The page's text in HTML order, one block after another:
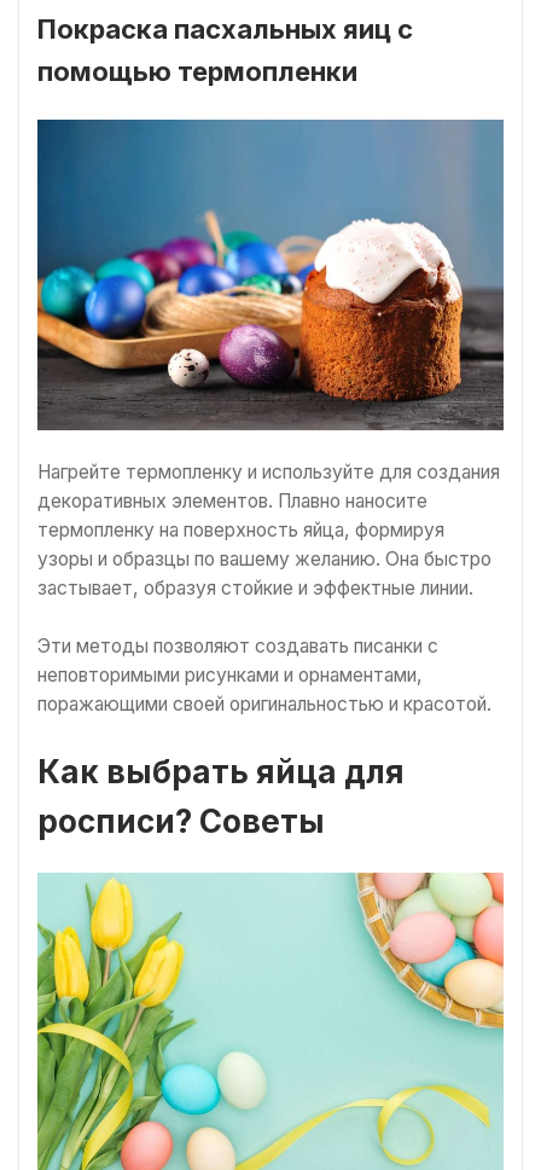
Покраска пасхальных яиц с
помощью термопленки
Нагрейте термопленку и используйте для создания
декоративных элементов. Плавно наносите
термопленку на поверхность яйца, формируя
узоры и образцы по вашему желанию. Она быстро
застывает, образуя стойкие и эффектные линии.
Эти методы позволяют создавать писанки с
неповторимыми рисунками и орнаментами,
поражающими своей оригинальностью и красотой.
Как выбрать яйца для
росписи? Советы